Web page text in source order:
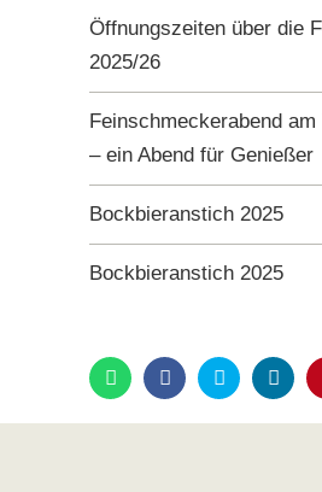
Öffnungszeiten über die
2025/26
Feinschmeckerabend
– ein Abend für Genießer
Bockbieranstich 2025
Bockbieranstich 2025